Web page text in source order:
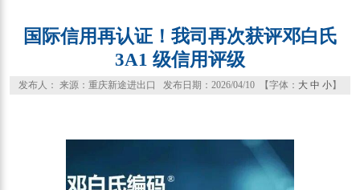
国际信用再认证！我司再次获评邓白氏
3A1 级信用评级
发布人： 来源：重庆新途进出口 发布日期：2026/04/10 【字体： 大 中 小】